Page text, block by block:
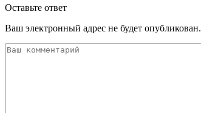
Оставьте ответ
Ваш электронный адрес не будет опубликован.